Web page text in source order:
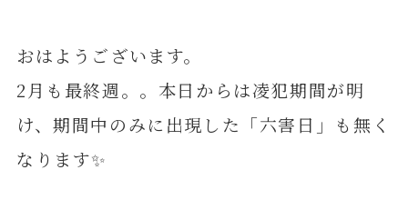
おはようございます。
2月も最終週。。本日からは凌犯期間が明
け、期間中のみに出現した「六害日」も無く
なります✨